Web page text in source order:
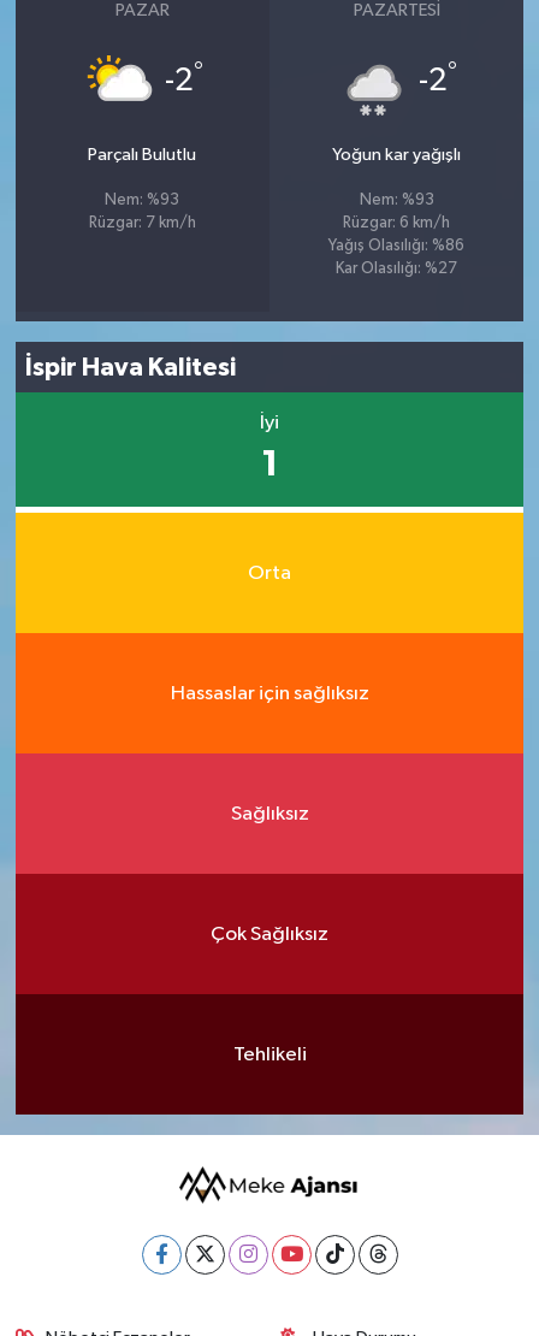
PAZAR
-2°
Parçalı Bulutlu
Nem: %93
Rüzgar: 7 km/h
PAZARTESI
-2°
Yoğun kar yağışlı
Nem: %93
Rüzgar: 6 km/h
Yağış Olasılığı: %86
Kar Olasılığı: %27
İspir Hava Kalitesi
İyi
1
Orta
Hassaslar için sağlıksız
Sağlıksız
Çok Sağlıksız
Tehlikeli